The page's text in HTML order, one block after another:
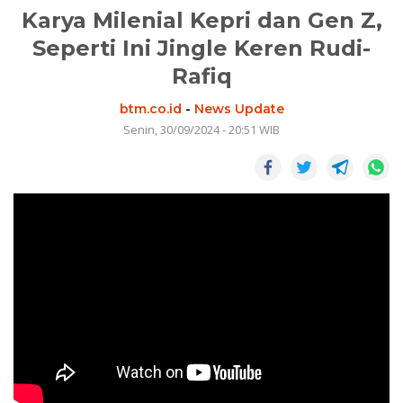
Karya Milenial Kepri dan Gen Z,
Seperti Ini Jingle Keren Rudi-
Rafiq
btm.co.id - News Update
Senin, 30/09/2024 - 20:51 WIB